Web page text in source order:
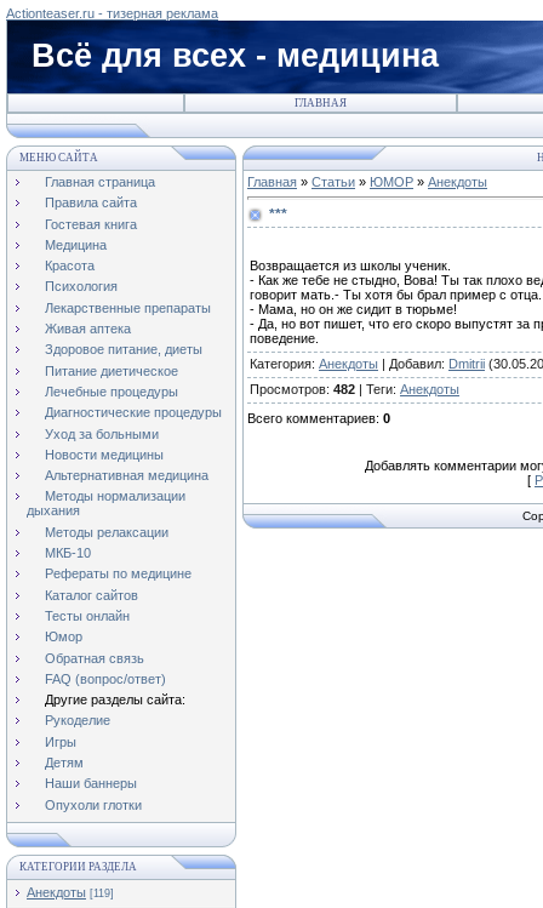
Actionteaser.ru - тизерная реклама
Всё для всех - медицина
ГЛАВНАЯ
МЕНЮ САЙТА
Главная страница
Правила сайта
Гостевая книга
Медицина
Красота
Психология
Лекарственные препараты
Живая аптека
Здоровое питание, диеты
Питание диетическое
Лечебные процедуры
Диагностические процедуры
Уход за больными
Новости медицины
Альтернативная медицина
Методы нормализации
дыхания
Методы релаксации
МКБ-10
Рефераты по медицине
Каталог сайтов
Тесты онлайн
Юмор
Обратная связь
FAQ (вопрос/ответ)
Другие разделы сайта:
Рукоделие
Игры
Детям
Наши баннеры
Опухоли глотки
КАТЕГОРИИ РАЗДЕЛА
Анекдоты [119]
Главная » Статьи » ЮМОР » Анекдоты
***
Возвращается из школы ученик.
- Как же тебе не стыдно, Вова! Ты так плохо
говорит мать.- Ты хотя бы брал пример с отца.
- Мама, но он же сидит в тюрьме!
- Да, но вот пишет, что его скоро выпустят за
поведение.
Категория: Анекдоты | Добавил: Dmitrii
Просмотров: 482 | Теги: Анекдоты
Всего комментариев: 0
Добавлять комментарии
[